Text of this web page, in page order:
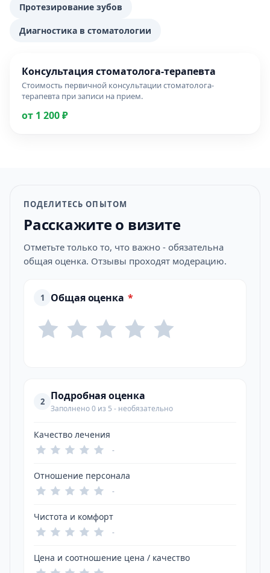
Протезирование зубов
Диагностика в стоматологии
Консультация стоматолога-терапевта
Стоимость первичной консультации стоматолога-
терапевта при записи на прием.
от 1 200 ₽
ПОДЕЛИТЕСЬ ОПЫТОМ
Расскажите о визите
Отметьте только то, что важно - обязательна
общая оценка. Отзывы проходят модерацию.
1 Общая оценка *
2 Подробная оценка
Заполнено 0 из 5 - необязательно
Качество лечения
-
Отношение персонала
-
Чистота и комфорт
-
Цена и соотношение цена / качество